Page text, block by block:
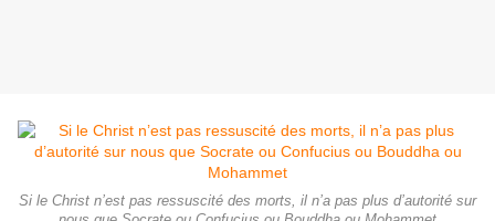
Si le Christ n’est pas ressuscité des morts, il n’a pas plus d’autorité sur